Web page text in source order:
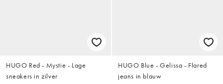
HUGO Red - Mystie - Lage
sneakers in zilver
HUGO Blue - Gelissa - Flared
jeans in blauw